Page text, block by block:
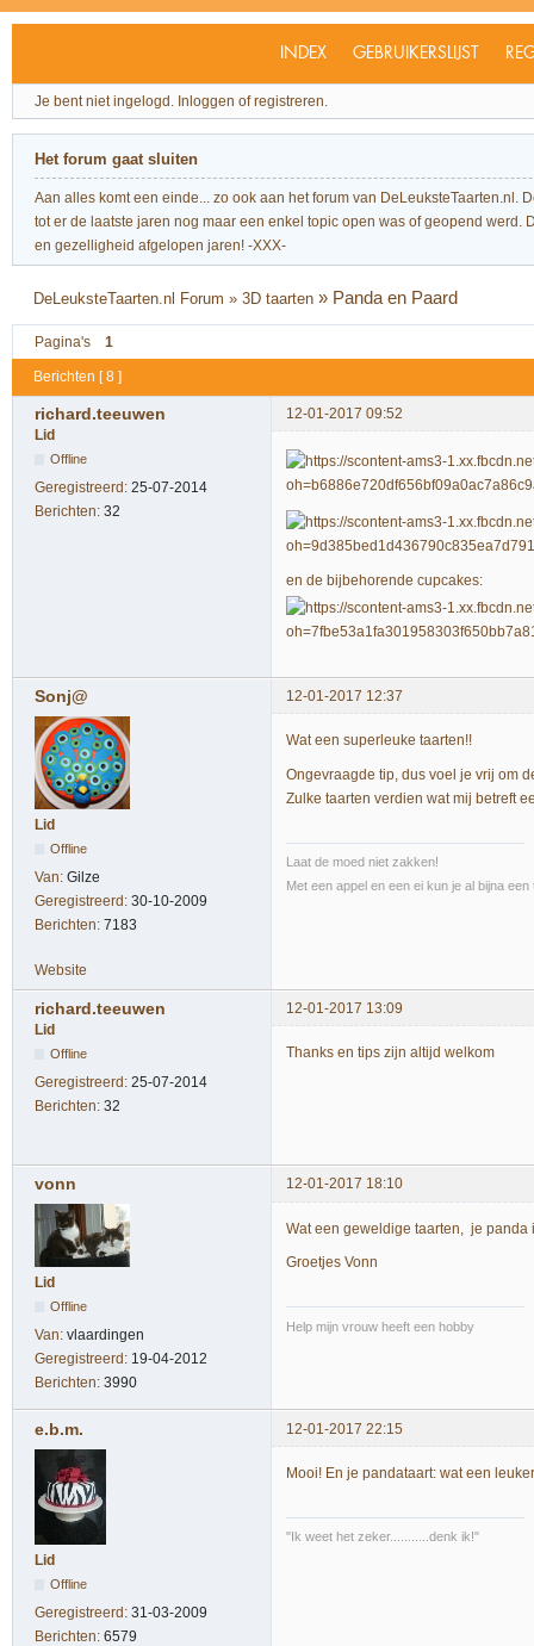
INDEX GEBRUIKERSLIJST
Je bent niet ingelogd. Inloggen of registreren.
Het forum gaat sluiten
Aan alles komt een einde... zo ook aan het forum van
tot er de laatste jaren nog maar een enkel topic open was of geopend
en gezelligheid afgelopen jaren! -XXX-
DeLeuksteTaarten.nl Forum »3D taarten » Panda en Paard
Pagina's 1
Berichten [ 8 ]
richard.teeuwen
12-01-2017 09:52
Lid
Offline
Geregistreerd: 25-07-2014
Berichten: 32
en de bijbehorende cupcakes:
Sonj@ 12-01-2017 12:37
Lid
Offline
Van: Gilze
Geregistreerd: 30-10-2009
Berichten: 7183
Wat een superleuke taarten!!
Ongevraagde tip, dus voel je vrij om
Zulke taarten verdien wat mij betreft
Laat de moed niet zakken!
Met een appel en een ei kun je al bijna
Website
richard.teeuwen
12-01-2017 13:09
Lid
Offline
Geregistreerd: 25-07-2014
Berichten: 32
Thanks en tips zijn altijd welkom
vonn 12-01-2017 18:10
Lid
Offline
Van: vlaardingen
Geregistreerd: 19-04-2012
Berichten: 3990
Wat een geweldige taarten, je panda
Groetjes Vonn
Help mijn vrouw heeft een hobby
e.b.m. 12-01-2017 22:15
Lid
Offline
Geregistreerd: 31-03-2009
Berichten: 6579
Mooi! En je pandataart: wat een
"Ik weet het zeker...........denk ik!"